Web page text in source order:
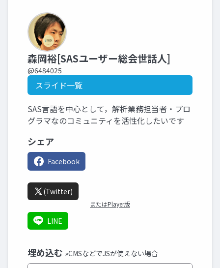
森岡裕[SASユーザー総会世話人]
@6484025
スライド一覧
SAS言語を中心として，解析業務担当者・プロ
グラマなのコミュニティを活性化したいです
シェア
Facebook
(Twitter)
またはPlayer版
LINE
埋め込む »CMSなどでJSが使えない場合